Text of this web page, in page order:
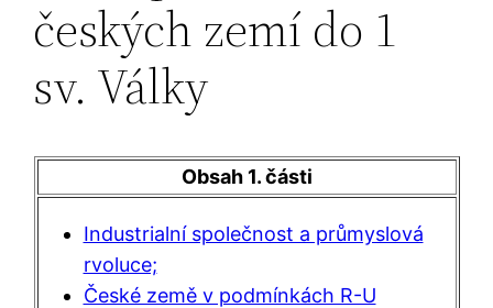
českých zemí do 1
sv. Války
Obsah 1. části
Industrialní společnost a průmyslová
rvoluce;
České země v podmínkách R-U